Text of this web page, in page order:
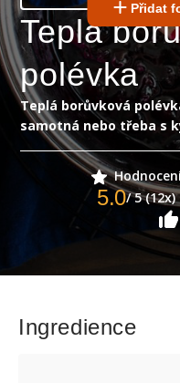
Přidat
Teplá
polévka
Teplá borůvková
samotná nebo třeba s
5.0/ 5 (12x)
Ingredience